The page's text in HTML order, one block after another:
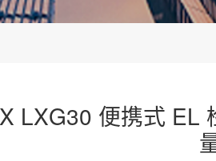
LXG30 便携式 EL